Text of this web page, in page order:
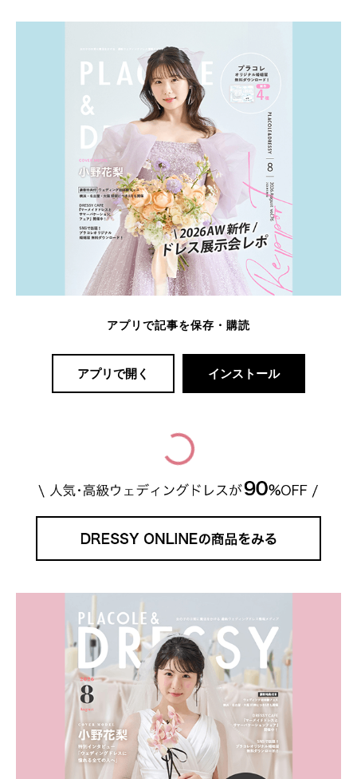
アプリで記事を保存・購読
アプリで開く インストール